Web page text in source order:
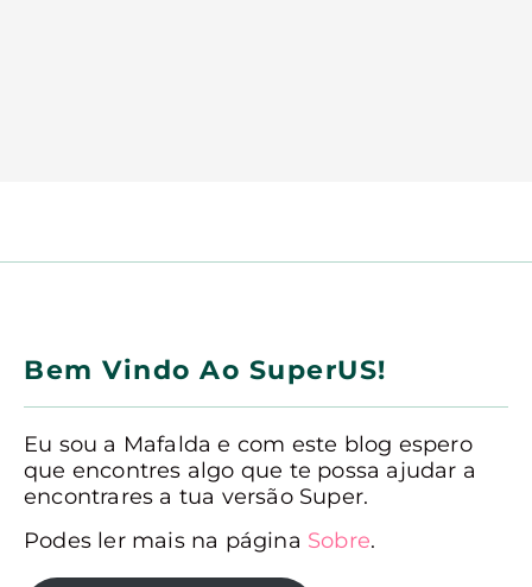
Bem Vindo Ao SuperUS!
Eu sou a Mafalda e com este blog espero
que encontres algo que te possa ajudar a
encontrares a tua versão Super.
Podes ler mais na página Sobre.